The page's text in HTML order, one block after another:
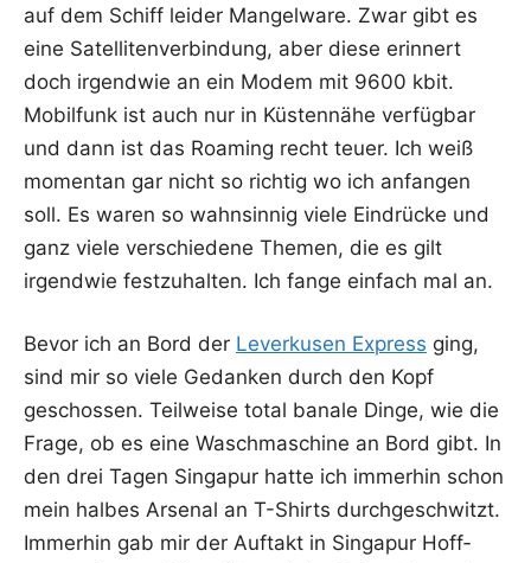
auf dem Schiff lei­der Man­gel­wa­re. Zwar gibt es
eine Satel­li­ten­ver­bin­dung, aber die­se erin­nert
doch irgend­wie an ein Modem mit 9600 kbit.
Mobil­funk ist auch nur in Küs­ten­nä­he ver­füg­bar
und dann ist das Roa­ming recht teu­er. Ich weiß
momen­tan gar nicht so rich­tig wo ich anfan­gen
soll. Es waren so wahn­sin­nig vie­le Ein­drü­cke und
ganz vie­le ver­schie­de­ne The­men, die es gilt
irgend­wie fest­zu­hal­ten. Ich fan­ge ein­fach mal an.
Bevor ich an Bord der Lever­ku­sen Express ging,
sind mir so vie­le Gedan­ken durch den Kopf
geschos­sen. Teil­wei­se total bana­le Din­ge, wie die
Fra­ge, ob es eine Wasch­ma­schi­ne an Bord gibt. In
den drei Tagen Sin­ga­pur hat­te ich immer­hin schon
mein hal­bes Arse­nal an T-Shirts durch­ge­schwitzt.
Immer­hin gab mir der Auf­takt in Sin­ga­pur Hoff­